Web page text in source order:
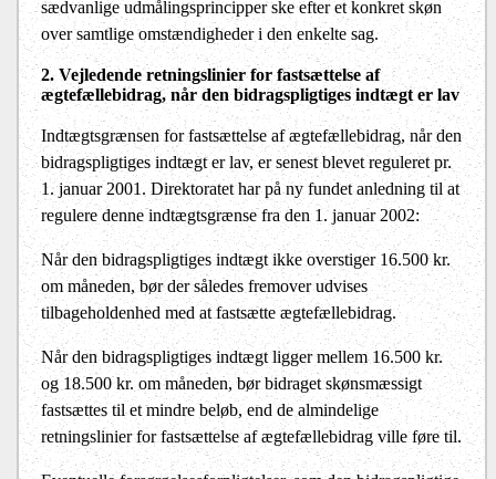
sædvanlige udmålingsprincipper ske efter et konkret skøn
over samtlige omstændigheder i den enkelte sag.
2. Vejledende retningslinier for fastsættelse af
ægtefællebidrag, når den bidragspligtiges indtægt er lav
Indtægtsgrænsen for fastsættelse af ægtefællebidrag, når den
bidragspligtiges indtægt er lav, er senest blevet reguleret pr.
1. januar 2001. Direktoratet har på ny fundet anledning til at
regulere denne indtægtsgrænse fra den 1. januar 2002:
Når den bidragspligtiges indtægt ikke overstiger 16.500 kr.
om måneden, bør der således fremover udvises
tilbageholdenhed med at fastsætte ægtefællebidrag.
Når den bidragspligtiges indtægt ligger mellem 16.500 kr.
og 18.500 kr. om måneden, bør bidraget skønsmæssigt
fastsættes til et mindre beløb, end de almindelige
retningslinier for fastsættelse af ægtefællebidrag ville føre til.